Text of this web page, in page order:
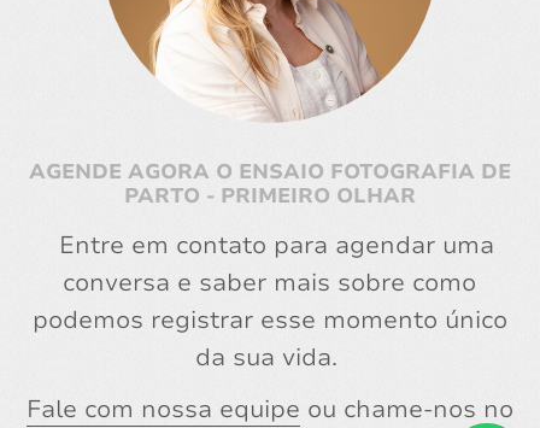
AGENDE AGORA O ENSAIO FOTOGRAFIA DE
PARTO - PRIMEIRO OLHAR
Entre em contato para agendar uma
conversa e saber mais sobre como
podemos registrar esse momento único
da sua vida.
Fale com nossa equipe ou chame-nos no